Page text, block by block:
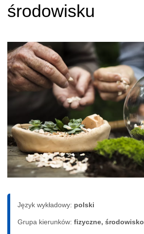
środowisku
Język wykładowy: polski
Grupa kierunków: fizyczne, środowisko